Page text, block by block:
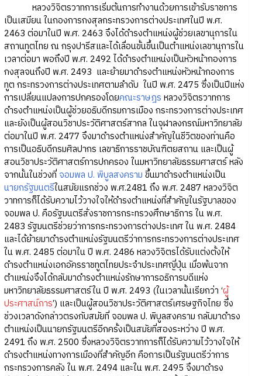
หลวงวิจิตรวาทการเริ่มต้นการทำงานด้วยการเข้ารับราชการ
เป็นเสมียน ในกองการกงสุลกระทรวงการต่างประเทศในปี พ.ศ.
2463 ต่อมาในปี พ.ศ. 2463 จึงได้ดำรงตำแหน่งผู้ช่วยเลขานุการใน
สถานทูตไทย ณ กรุงปารีสและได้เลื่อนขั้นขึ้นเป็นตำแหน่งเลขานุการใน
เวลาต่อมา พอถึงปี พ.ศ. 2492 ได้ดำรงตำแหน่งเป็นหัวหน้ากองการ
กงสุลจนถึงปี พ.ศ. 2493 และย้ายมาดำรงตำแหน่งหัวหน้ากองการ
ทูต กระทรวงการต่างประเทศตามลำดับ ในปี พ.ศ. 2475 ซึ่งเป็นปีแห่ง
การเปลี่ยนแปลงการปกครองโดยคณะราษฎร หลวงวิจิตรวาทการ
ดำรงตำแหน่งเป็นผู้ช่วยอธิบดีกรมการเมือง กระทรวงการต่างประเทศ
และยังเป็นผู้สอนวิชาประวัติศาสตร์สากล ในจุฬาลงกรณ์มหาวิทยาลัย
ต่อมาในปี พ.ศ. 2477 จึงมาดำรงตำแหน่งสำคัญในชีวิตของท่านคือ
การเป็นอธิบดีกรมศิลปากร เลขาธิการราชบัณฑิตยสถาน และเป็นผู้
สอนวิชาประวัติศาสตร์การปกครอง ในมหาวิทยาลัยธรรมศาสตร์ หลัง
จากนั้นในช่วงที่ จอมพล ป. พิบูลสงคราม ขึ้นมาดำรงตำแหน่งเป็น
นายกรัฐมนตรีในสมัยแรกช่วง พ.ศ.2481 ถึง พ.ศ. 2487 หลวงวิจิต
วาทการก็ได้รับความไว้วางใจให้ดำรงตำแหน่งที่สำคัญในรัฐบาลของ
จอมพล ป. คือรัฐมนตรีสั่งราชการกระทรวงศึกษาธิการ ใน พ.ศ.
2483 รัฐมนตรีช่วยว่าการกระทรวงการต่างประเทศ ใน พ.ศ. 2484
และได้ย้ายมาดำรงตำแหน่งรัฐมนตรีว่าการกระทรวงการต่างประเทศ
ใน พ.ศ. 2485 ต่อมาใน ปี พ.ศ. 2486 หลวงวิจิตรได้รับแต่งตั้งให้
ดำรงตำแหน่งเอกอัครราชทูตไทยประจำประเทศญี่ปุ่น เมื่อพ้นจาก
ตำแหน่งจึงได้กลับมาดำรงตำแหน่งรักษาการอธิการบดีแห่ง
มหาวิทยาลัยธรรมศาสตร์ใน ปี พ.ศ. 2493 (ในเวลานั้นเรียกว่า ‘ผู้
ประศาสน์การ’) และเป็นผู้สอนวิชาประวัติศาสตร์เศรษฐกิจไทย ซึ่ง
ช่วงเวลาดังกล่าวตรงกับสมัยที่ จอมพล ป. พิบูลสงคราม กลับมาดำรง
ตำแหน่งเป็นนายกรัฐมนตรีอีกครั้งเป็นสมัยที่สองระหว่าง ปี พ.ศ.
2491 ถึง พ.ศ. 2500 ซึ่งหลวงวิจิตรวาทการก็ได้รับความไว้วางใจให้
ดำรงตำแหน่งทางการเมืองที่สำคัญอีก คือการเป็นรัฐมนตรีว่าการ
กระทรวงการคลัง ใน พ.ศ. 2494 และใน พ.ศ. 2495 จึงมาดำรง